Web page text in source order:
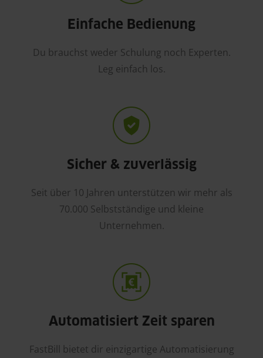
Einfache Bedienung
Du brauchst weder Schulung noch Experten.
Leg einfach los.
Sicher & zuverlässig
Seit über 10 Jahren unterstützen wir mehr als
70.000 Selbstständige und kleine
Unternehmen.
Automatisiert Zeit sparen
FastBill bietet dir einzigartige Automatisierung